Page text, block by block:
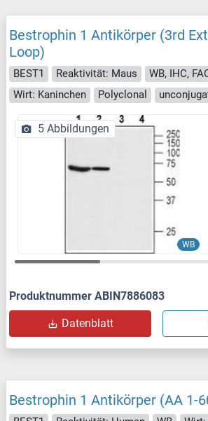
Bestrophin 1 Antikörper (3rd
Loop)
BEST1 Reaktivität: Maus
WB, IHC,
Wirt: Kaninchen
Polyclonal
WB
5 Abbildungen
Produktnummer ABIN7886083
Datenblatt
Bestrophin 1 Antikörper (AA 1-